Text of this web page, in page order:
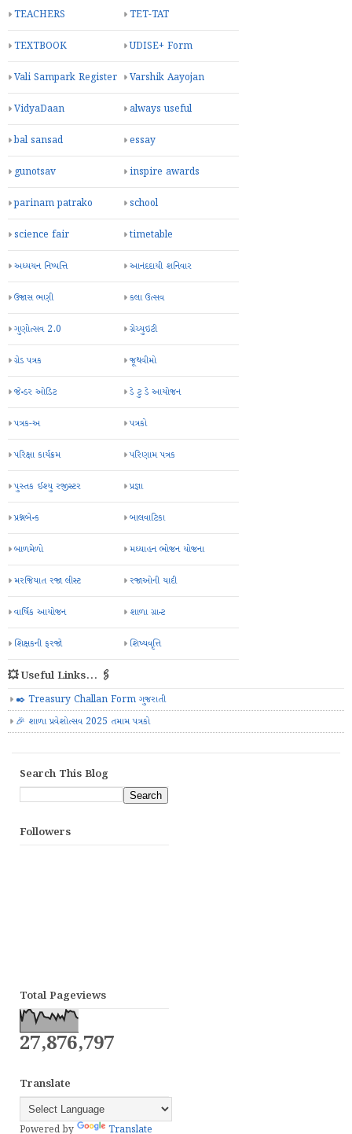
TEACHERS TET-TAT
TEXTBOOK UDISE+ Form
Vali Sampark Register Varshik Aayojan
VidyaDaan always useful
bal sansad essay
gunotsav inspire awards
parinam patrako school
science fair timetable
અધ્યયન નિષ્પત્તિ આનંદદાયી શનિવાર
ઉજાસ ભણી કલા ઉત્સવ
ગુણોત્સવ 2.0 ગ્રેચ્યુઇટી
ગ્રેડ પત્રક જૂથવીમો
જેન્ડર ઓડિટ ડે ટુ ડે આયોજન
પત્રક-અ પત્રકો
પરિક્ષા કાર્યક્રમ પરિણામ પત્રક
પુસ્તક ઈશ્યુ રજીસ્ટર પ્રજ્ઞા
પ્રશ્નબેન્ક બાલવાટિકા
બાળમેળો મઘ્યાહન ભોજન યોજના
મરજિયાત રજા લીસ્ટ રજાઓની યાદી
વાર્ષિક આયોજન શાળા ગ્રાન્ટ
શિક્ષકની ફરજો શિષ્યવૃત્તિ
💥 Useful Links... 🖇️
✒️ Treasury Challan Form ગુજરાતી
🎉 શાળા પ્રવેશોત્સવ 2025 તમામ પત્રકો
Search This Blog
Followers
Total Pageviews
27,876,797
Translate
Powered by Translate